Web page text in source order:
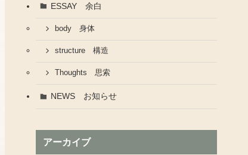
ESSAY 余白
body 身体
structure 構造
Thoughts 思索
NEWS お知らせ
アーカイブ